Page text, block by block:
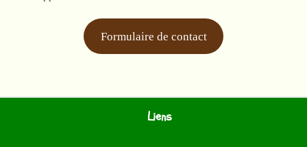
Formulaire de contact
Liens